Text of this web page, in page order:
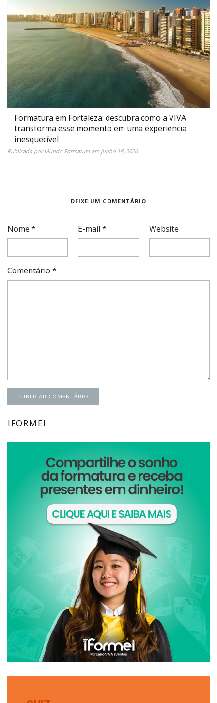
Formatura em Fortaleza: descubra como a VIVA
transforma esse momento em uma experiência
inesquecível
Publicado porMundo Formaturaem junho 18, 2026
DEIXE UM COMENTÁRIO
Nome * E-mail* Website
Comentário *
IFORMEI